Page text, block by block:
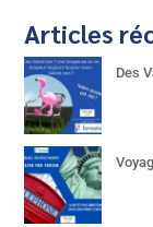
Articles
Des